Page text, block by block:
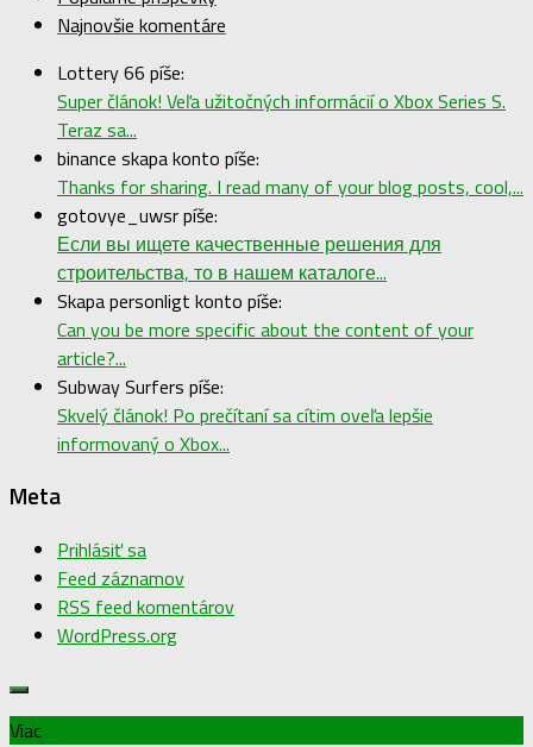
Najnovšie komentáre
Lottery 66 píše:
Super článok! Veľa užitočných informácií o Xbox Series S.
Teraz sa...
binance skapa konto píše:
Thanks for sharing. I read many of your blog posts, cool,...
gotovye_uwsr píše:
Если вы ищете качественные решения для
строительства, то в нашем каталоге...
Skapa personligt konto píše:
Can you be more specific about the content of your
article?...
Subway Surfers píše:
Skvelý článok! Po prečítaní sa cítim oveľa lepšie
informovaný o Xbox...
Meta
Prihlásiť sa
Feed záznamov
RSS feed komentárov
WordPress.org
Viac